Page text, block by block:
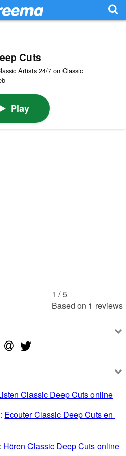
Cuts
Artists 24/7 on Classic
Play
1 /5
Based on 1 reviews
Classic Deep Cuts online
Ecouter Classic Deep Cuts en
Hören Classic Deep Cuts online